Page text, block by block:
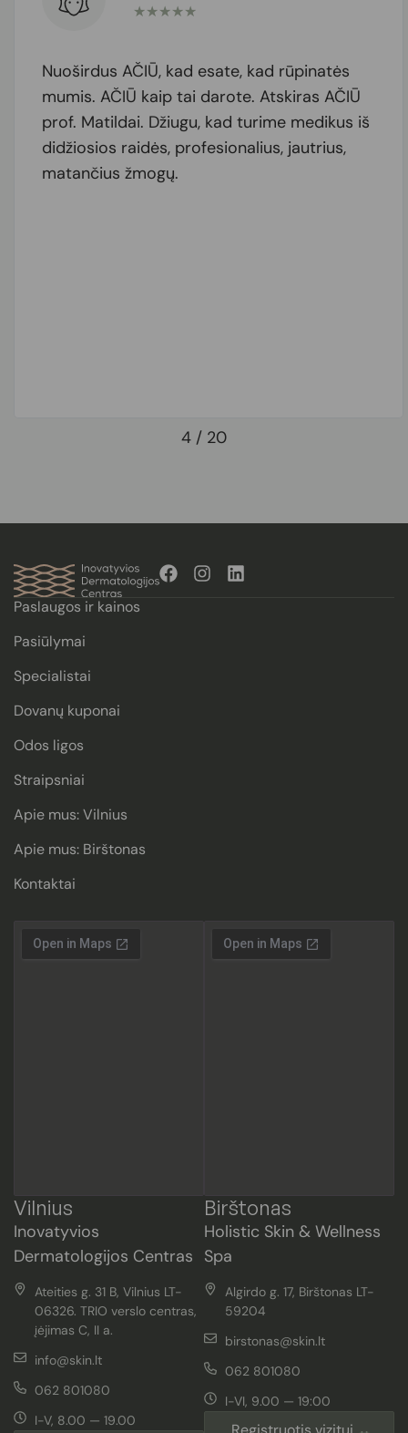
★★★★★
In Prof. dr. Matilda Bylaitė-Bučinskienė you
simply have one of the best dermatologists
around. I am from the UK and without
doubt she is the best I have met to date at
what she does. Extremely knowledgeable,
5 / 20
Paslaugos ir kainos
Pasiūlymai
Specialistai
Dovanų kuponai
Odos ligos
Straipsniai
Apie mus: Vilnius
Apie mus: Birštonas
Kontaktai
Vilnius
Inovatyvios
Dermatologijos Centras
Ateities g. 31 B, Vilnius LT-
06326. TRIO verslo centras,
įėjimas C, II a.
info@skin.lt
062 801080
I-V, 8.00 — 19.00
Birštonas
Holistic Skin & Wellness
Spa
Algirdo g. 17, Birštonas LT-
59204
birstonas@skin.lt
062 801080
I-VI, 9.00 — 19:00